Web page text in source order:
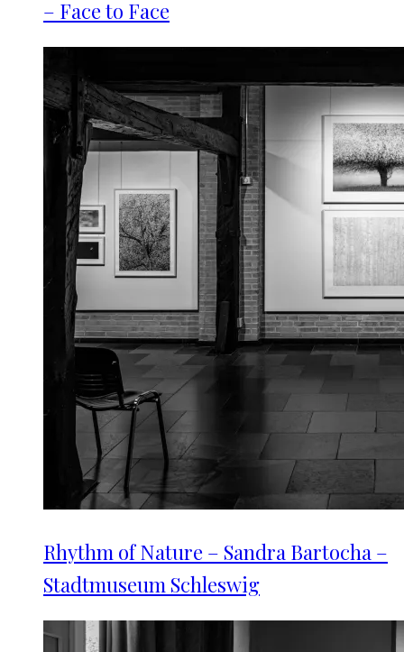
– Face to Face
Rhythm of Nature – Sandra Bartocha –
Stadtmuseum Schleswig